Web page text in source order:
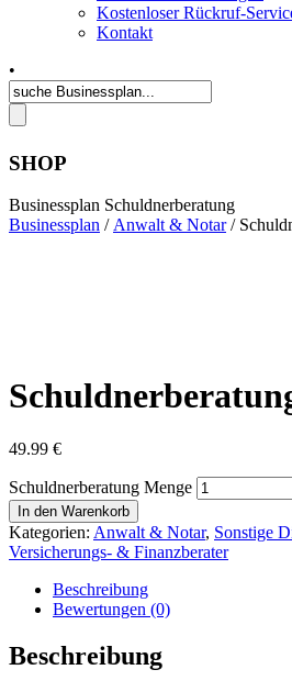
Kostenloser Rückruf-
Kontakt
•
SHOP
Businessplan Schuldnerberatung
Businessplan /Anwalt & Notar/
49.99 €
Schuldnerberatung Menge
In den Warenkorb
Kategorien: Anwalt & Notar, Sonstige
Versicherungs- & Finanzberater
Beschreibung
Bewertungen (0)
Beschreibung